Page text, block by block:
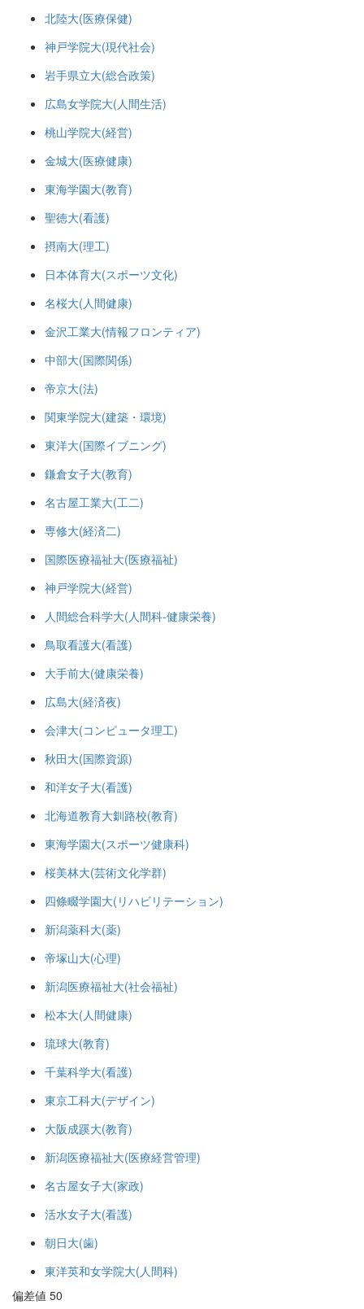
北陸大(医療保健)
神戸学院大(現代社会)
岩手県立大(総合政策)
広島女学院大(人間生活)
桃山学院大(経営)
金城大(医療健康)
東海学園大(教育)
聖徳大(看護)
摂南大(理工)
日本体育大(スポーツ文化)
名桜大(人間健康)
金沢工業大(情報フロンティア)
中部大(国際関係)
帝京大(法)
関東学院大(建築・環境)
東洋大(国際イブニング)
鎌倉女子大(教育)
名古屋工業大(工二)
専修大(経済二)
国際医療福祉大(医療福祉)
神戸学院大(経営)
人間総合科学大(人間科-健康栄養)
鳥取看護大(看護)
大手前大(健康栄養)
広島大(経済夜)
会津大(コンピュータ理工)
秋田大(国際資源)
和洋女子大(看護)
北海道教育大釧路校(教育)
東海学園大(スポーツ健康科)
桜美林大(芸術文化学群)
四條畷学園大(リハビリテーション)
新潟薬科大(薬)
帝塚山大(心理)
新潟医療福祉大(社会福祉)
松本大(人間健康)
琉球大(教育)
千葉科学大(看護)
東京工科大(デザイン)
大阪成蹊大(教育)
新潟医療福祉大(医療経営管理)
名古屋女子大(家政)
活水女子大(看護)
朝日大(歯)
東洋英和女学院大(人間科)
偏差値 50